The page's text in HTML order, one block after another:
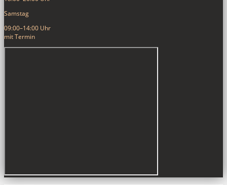
Samstag
09:00–14:00 Uhr
mit Termin